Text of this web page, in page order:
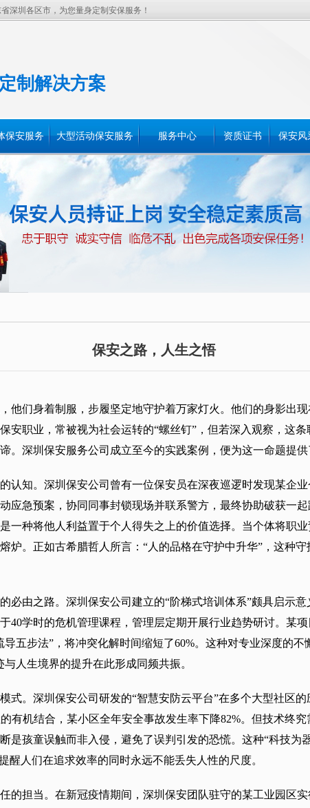
深圳各区市，为您量身定制安保服务！
制解决方案
保安服务 大型活动保安服务 服务中心 资质证书 保安风
保安之路，人生之悟
他们身着制服，步履坚定地守护着万家灯火。他们的身影出
安职业，常被视为社会运转的“螺丝钉”，但若深入观察，这
。深圳保安服务公司成立至今的实践案例，便为这一命题提供
认知。深圳保安公司曾有一位保安员在深夜巡逻时发现某企
应急预案，协同同事封锁现场并联系警方，最终协助破获一
一种将他人利益置于个人得失之上的价值选择。当个体将职
炉。正如古希腊哲人所言：“人的品格在守护中升华”，这种
必由之路。深圳保安公司建立的“阶梯式培训体系”颇具启示
40学时的危机管理课程，管理层定期开展行业趋势研讨。某
五步法”，将冲突化解时间缩短了60%。这种对专业深度的
人生境界的提升在此形成同频共振。
式。深圳保安公司研发的“智慧安防云平台”在多个大型社区
有机结合，某小区全年安全事故发生率下降82%。但技术终
是孩童误触而非入侵，避免了误判引发的恐慌。这种“科技为
醒人们在追求效率的同时永远不能丢失人性的尺度。
的担当。在新冠疫情期间，深圳保安团队驻守的某工业园区